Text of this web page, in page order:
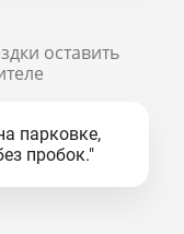
оставить
парковке,
пробок."